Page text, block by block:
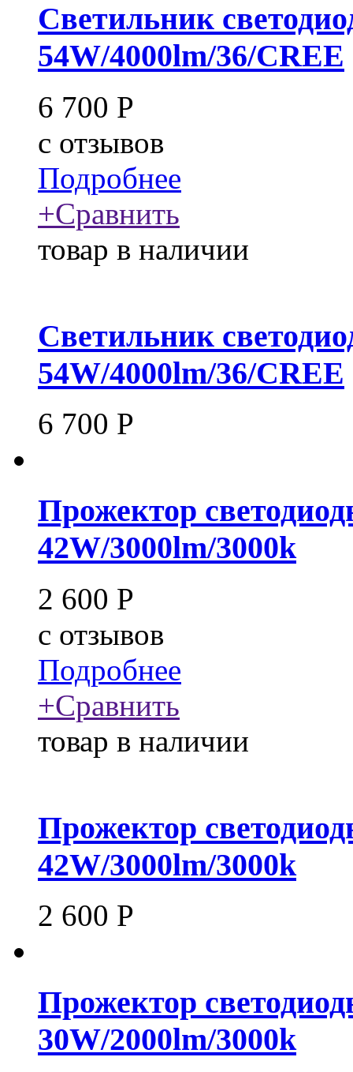
Светильник
54W/4000lm/36/CREE
6 700 Р
c отзывов
Подробнее
+Сравнить
товар в наличии
Светильник
54W/4000lm/36/CREE
6 700 Р
Прожектор
42W/3000lm/3000k
2 600 Р
c отзывов
Подробнее
+Сравнить
товар в наличии
Прожектор
42W/3000lm/3000k
2 600 Р
Прожектор
30W/2000lm/3000k